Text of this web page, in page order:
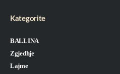
Kategorite
BALLINA
Zgjedhje
Lajme